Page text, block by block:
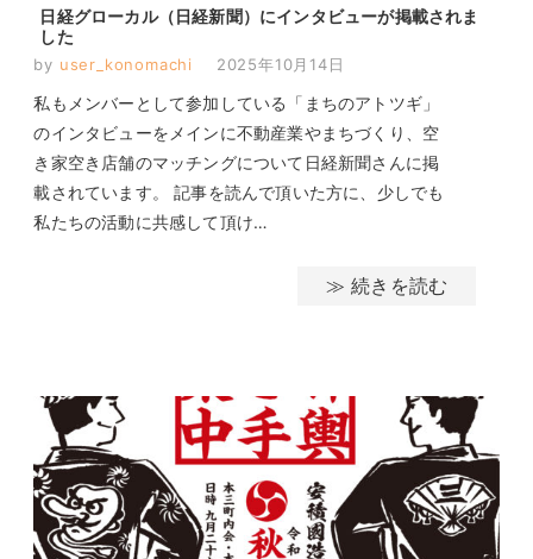
日経グローカル（日経新聞）にインタビューが掲載されま
した
by user_konomachi 2025年10月14日
私もメンバーとして参加している「まちのアトツギ」
のインタビューをメインに不動産業やまちづくり、空
き家空き店舗のマッチングについて日経新聞さんに掲
載されています。 記事を読んで頂いた方に、少しでも
私たちの活動に共感して頂け…
≫ 続きを読む